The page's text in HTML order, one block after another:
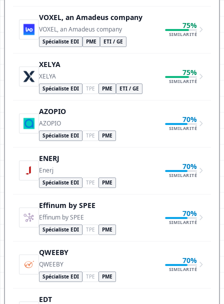
VOXEL, an Amadeus company
VOXEL, an Amadeus company
Spécialiste EDI PME ETI / GE
75%
SIMILARITÉ
XELYA
XELYA
Spécialiste EDI TPE PME ETI / GE
75%
SIMILARITÉ
AZOPIO
AZOPIO
Spécialiste EDI TPE PME
70%
SIMILARITÉ
ENERJ
Enerj
Spécialiste EDI TPE PME
70%
SIMILARITÉ
Effinum by SPEE
Effinum by SPEE
Spécialiste EDI TPE PME
70%
SIMILARITÉ
QWEEBY
QWEEBY
Spécialiste EDI TPE PME
70%
SIMILARITÉ
EDT